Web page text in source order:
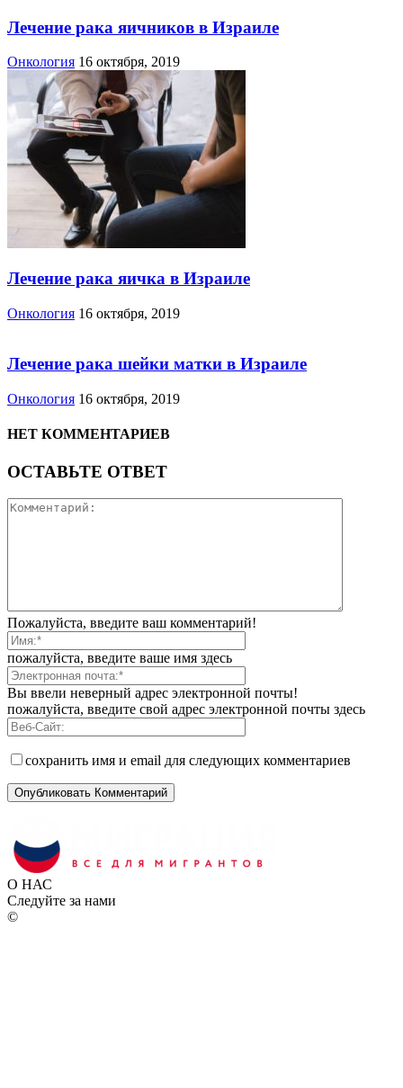
Лечение рака яичников в Израиле
Онкология 16 октября, 2019
Лечение рака яичка в Израиле
Онкология 16 октября, 2019
Лечение рака шейки матки в Израиле
Онкология 16 октября, 2019
НЕТ КОММЕНТАРИЕВ
ОСТАВЬТЕ ОТВЕТ
Пожалуйста, введите ваш комментарий!
пожалуйста, введите ваше имя здесь
Вы ввели неверный адрес электронной почты!
пожалуйста, введите свой адрес электронной почты здесь
сохранить имя и email для следующих комментариев
О НАС
Следуйте за нами
©